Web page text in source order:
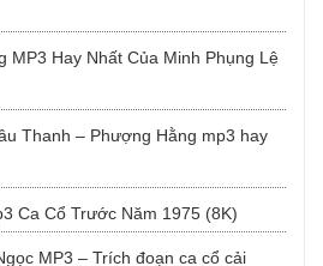
MP3 Hay Nhất Của Minh Phụng Lệ
Thanh – Phượng Hằng mp3 hay
Ca Cổ Trước Năm 1975 (8K)
MP3 – Trích đoạn ca cổ cải